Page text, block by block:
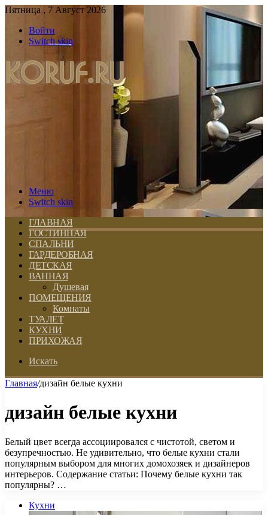
Пятница , 7 Август 2026
Войти
Switch skin
Меню
Switch skin
ГЛАВНАЯ
ГОСТИННАЯ
СПАЛЬНИ
ГАРДЕРОБНАЯ
ДЕТСКАЯ
ВАННАЯ
Душевая
ПОМЕЩЕНИЯ
Комнаты
ТУАЛЕТ
КУХНИ
ПРИХОЖАЯ
Искать
Главная/дизайн белые кухни
дизайн белые кухни
Белый цвет всегда ассоциировался с чистотой, светом и
безупречностью. Не удивительно, что белые кухни стали
популярным выбором для многих домохозяек и дизайнеров
интерьеров. Содержание статьи: Почему белые кухни так
популярны? …
Кухни